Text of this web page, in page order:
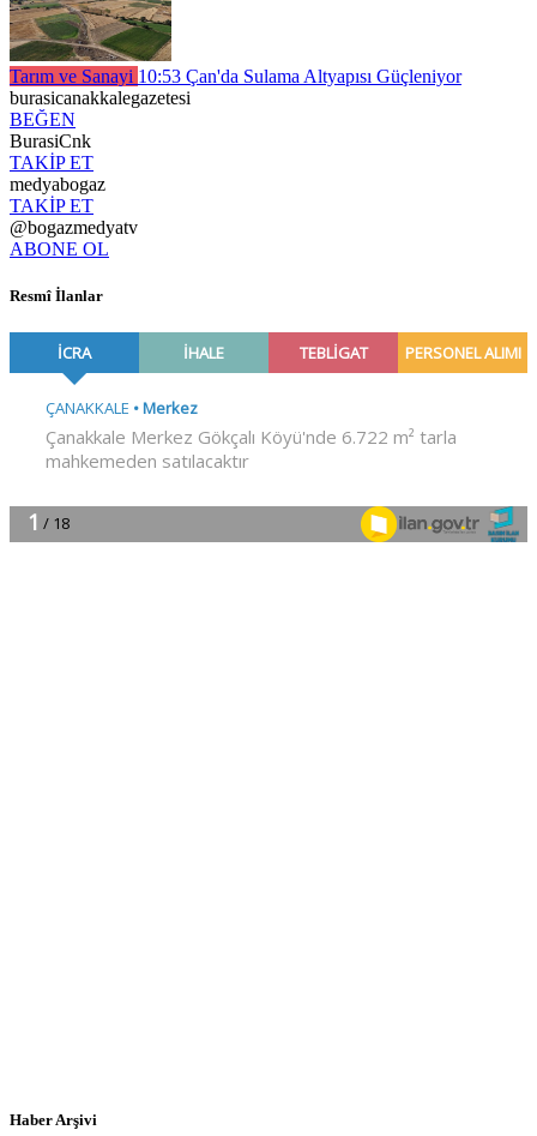
Tarım ve Sanayi 10:53 Çan'da Sulama Altyapısı Güçleniyor
burasicanakkalegazetesi
BEĞEN
BurasiCnk
TAKİP ET
medyabogaz
TAKİP ET
@bogazmedyatv
ABONE OL
Resmî İlanlar
Haber Arşivi